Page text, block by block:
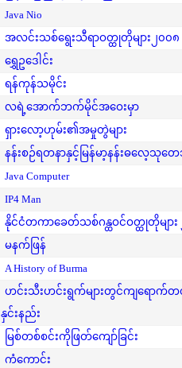
Java Nio
အလင်းသစ်ရွေးသီရာဝတ္ထုတိုများ၂၀၀၈
ရွှေဥဒေါင်း
ရန်ကုန်သမိုင်း
လရဲ့အောက်ဘက်မိုင်အဝေးမှာ
ရှားလော့ဟုမ်း၏အမှုတွဲများ
နန်းစဉ်ရတနာနှင့်မြန်မာ့နန်းဓလေ့သုတေ
Java Computer
IP4 Man
နိုင်ငံတကာခေတ်သစ်ဂန္ထဝင်ဝတ္ထုတိုများ
မနက်ဖြန်
A History of Burma
ဟင်းသီးဟင်းရွက်များတွင်ကျရောက်တ
နှင်းနည်း
မြစ်တစ်စင်းကိုဖြတ်ကျော်ခြင်း
ကံကောင်း